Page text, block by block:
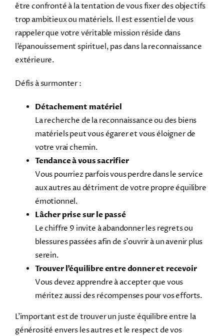
être confronté à la tentation de vous fixer des objectifs
trop ambitieux ou matériels. Il est essentiel de vous
rappeler que votre véritable mission réside dans
l’épanouissement spirituel, pas dans la reconnaissance
extérieure.
Défis à surmonter :
Détachement matériel
La recherche de la reconnaissance ou des biens
matériels peut vous égarer et vous éloigner de
votre vrai chemin.
Tendance à vous sacrifier
Vous pourriez parfois vous perdre dans le service
aux autres au détriment de votre propre équilibre
émotionnel.
Lâcher prise sur le passé
Le chiffre 9 invite à abandonner les regrets ou
blessures passées afin de s'ouvrir à un avenir plus
serein.
Trouver l’équilibre entre donner et recevoir
Vous devez apprendre à accepter que vous
méritez aussi des récompenses pour vos efforts.
L’important est de trouver un juste équilibre entre la
générosité envers les autres et le respect de vos